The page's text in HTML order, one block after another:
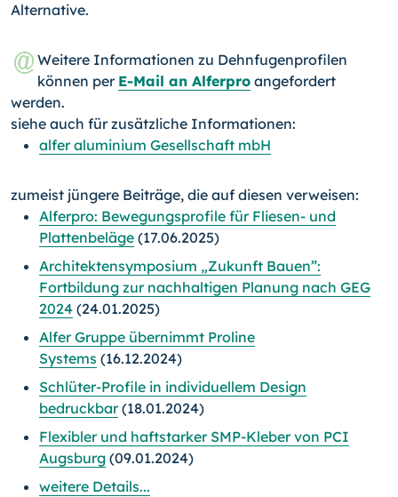
Alternative.
Weitere Informationen zu Dehnfugenprofilen
können per E-Mail an Alferpro angefordert
werden.
siehe auch für zusätzliche Informationen:
alfer aluminium Gesellschaft mbH
zumeist jüngere Beiträge, die auf diesen verweisen:
Alferpro: Bewegungsprofile für Fliesen- und
Plattenbeläge (17.06.2025)
Architektensymposium „Zukunft Bauen”:
Fortbildung zur nachhaltigen Planung nach GEG
2024 (24.01.2025)
Alfer Gruppe übernimmt Proline
Systems (16.12.2024)
Schlüter-Profile in individuellem Design
bedruckbar(18.01.2024)
Flexibler und haftstarker SMP-Kleber von PCI
Augsburg (09.01.2024)
weitere Details...